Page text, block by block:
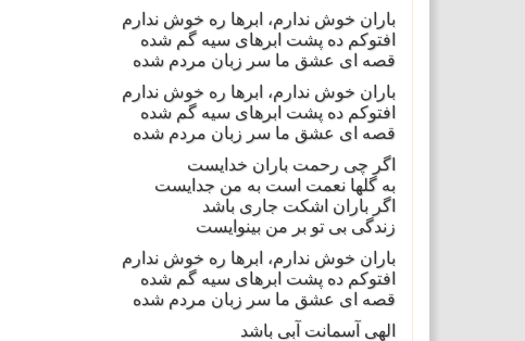
باران خوش ندارم، ابرها ره خوش ندارم
افتوکم ده پشت ابرهای سیه گم شده
قصه ای عشق ما سر زبان مردم شده
باران خوش ندارم، ابرها ره خوش ندارم
افتوکم ده پشت ابرهای سیه گم شده
قصه ای عشق ما سر زبان مردم شده
اگر چی رحمت باران خدایست
به گلها نعمت است به من جدایست
اگر باران اشکت جاری باشد
زندگی بی تو بر من بینوایست
باران خوش ندارم، ابرها ره خوش ندارم
افتوکم ده پشت ابرهای سیه گم شده
قصه ای عشق ما سر زبان مردم شده
الهی آسمانت آبی باشد